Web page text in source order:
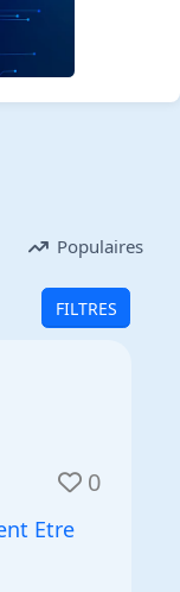
Populaires
FILTRES
0
Etre